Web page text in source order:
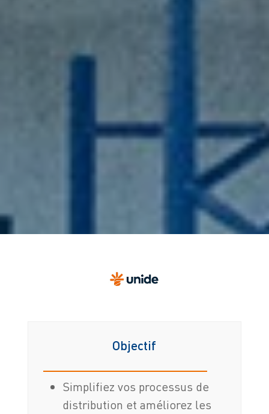
Objectif
Simplifiez vos processus de
distribution et améliorez les